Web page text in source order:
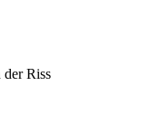
der Riss